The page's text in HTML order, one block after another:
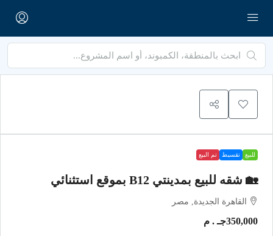
للبيع تقسيط تم البيع
🏡 شقه للبيع بمدينتي B12 بموقع استثنائي
القاهرة الجديدة, مصر
350,000جـ . م